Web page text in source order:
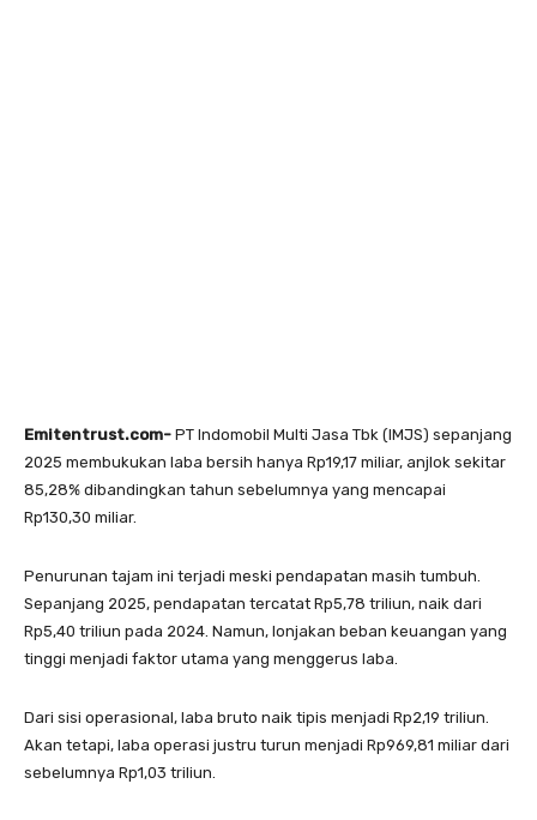
Emitentrust.com- PT Indomobil Multi Jasa Tbk (IMJS) sepanjang
2025 membukukan laba bersih hanya Rp19,17 miliar, anjlok sekitar
85,28% dibandingkan tahun sebelumnya yang mencapai
Rp130,30 miliar.
Penurunan tajam ini terjadi meski pendapatan masih tumbuh.
Sepanjang 2025, pendapatan tercatat Rp5,78 triliun, naik dari
Rp5,40 triliun pada 2024. Namun, lonjakan beban keuangan yang
tinggi menjadi faktor utama yang menggerus laba.
Dari sisi operasional, laba bruto naik tipis menjadi Rp2,19 triliun.
Akan tetapi, laba operasi justru turun menjadi Rp969,81 miliar dari
sebelumnya Rp1,03 triliun.